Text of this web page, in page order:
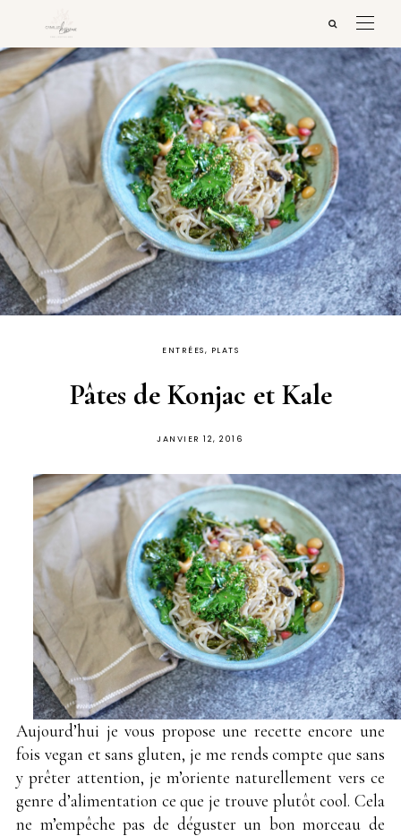
ENTRÉES, PLATS
Pâtes de Konjac et Kale
PUBLIÉ
JANVIER 12, 2016
Aujourd’hui je vous propose une recette encore une
fois vegan et sans gluten, je me rends compte que sans
y prêter attention, je m’oriente naturellement vers ce
genre d’alimentation ce que je trouve plutôt cool. Cela
ne m’empêche pas de déguster un bon morceau de